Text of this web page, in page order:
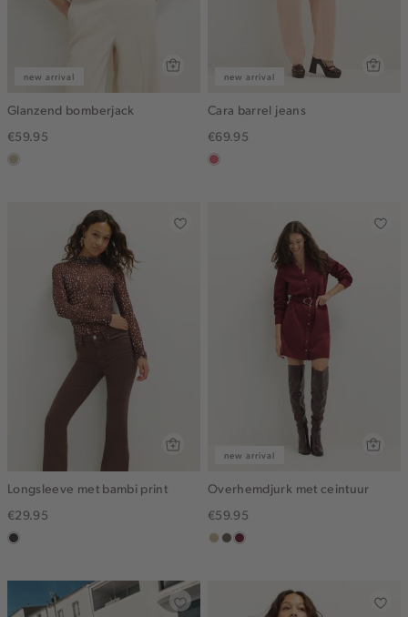
new arrival
Glanzend bomberjack
€59.95
lichtzand
new arrival
Cara barrel jeans
€69.95
rose,
Longsleeve met bambi print
€29.95
choco
new arrival
Overhemdjurk met ceintuur
€59.95
lichtzand
middenbruin
bordeaux